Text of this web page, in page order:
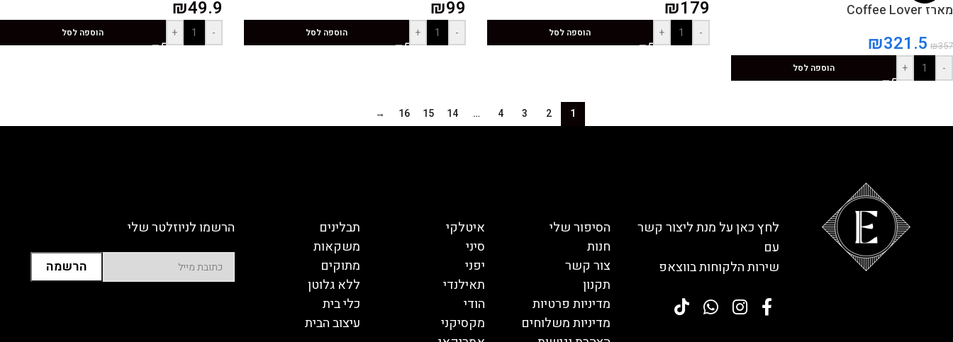
מארז Coffee Lover
₪357
₪321.5
-
+ הוספה לסל
₪179
-
+ הוספה לסל
₪99
-
+ הוספה לסל
₪49.9
-
+ הוספה לסל
1
2
3
4
…
14
15
16
→
לחץ כאן על מנת ליצור קשר
עם
שירות הלקוחות בווצאפ
הסיפור שלי
חנות
צור קשר
תקנון
מדיניות פרטיות
מדיניות משלוחים
איטלקי
סיני
יפני
תאילנדי
הודי
מקסיקני
תבלינים
משקאות
מתוקים
ללא גלוטן
כלי בית
עיצוב הבית
הרשמו לניוזלטר שלי